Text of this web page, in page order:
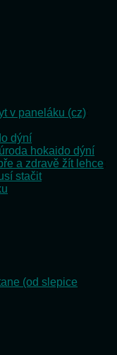
v paneláku (cz)
dýní
hokaido dýní
a zdravě žít lehce
stačit
(od slepice